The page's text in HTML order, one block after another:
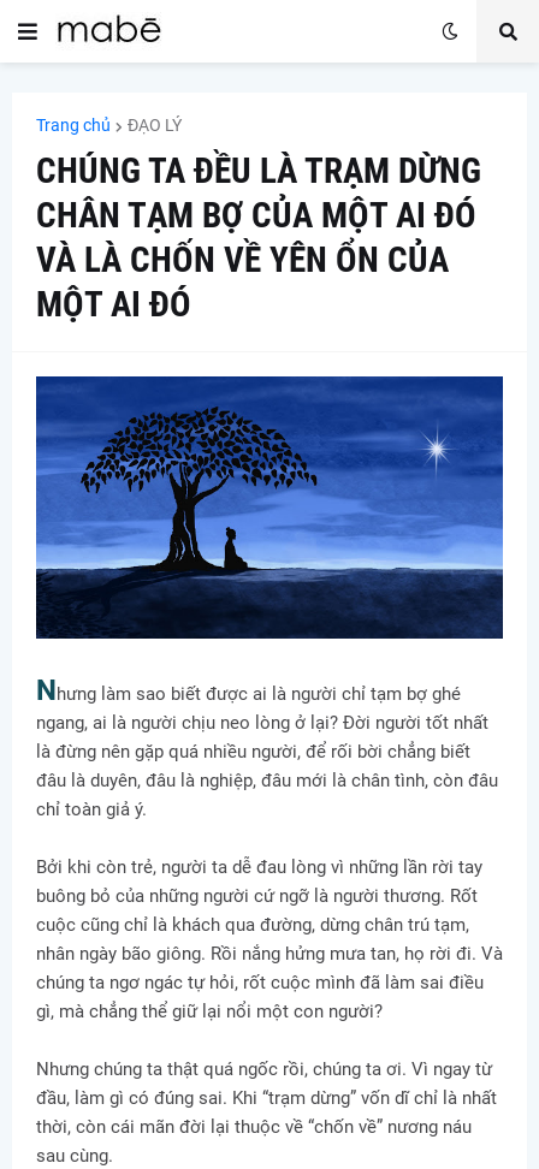
Trang chủ ĐẠO LÝ
CHÚNG TA ĐỀU LÀ TRẠM DỪNG
CHÂN TẠM BỢ CỦA MỘT AI ĐÓ
VÀ LÀ CHỐN VỀ YÊN ỔN CỦA
MỘT AI ĐÓ
Nhưng làm sao biết được ai là người chỉ tạm bợ ghé
ngang, ai là người chịu neo lòng ở lại? Đời người tốt nhất
là đừng nên gặp quá nhiều người, để rối bời chẳng biết
đâu là duyên, đâu là nghiệp, đâu mới là chân tình, còn đâu
chỉ toàn giả ý.
Bởi khi còn trẻ, người ta dễ đau lòng vì những lần rời tay
buông bỏ của những người cứ ngỡ là người thương. Rốt
cuộc cũng chỉ là khách qua đường, dừng chân trú tạm,
nhân ngày bão giông. Rồi nắng hửng mưa tan, họ rời đi. Và
chúng ta ngơ ngác tự hỏi, rốt cuộc mình đã làm sai điều
gì, mà chẳng thể giữ lại nổi một con người?
Nhưng chúng ta thật quá ngốc rồi, chúng ta ơi. Vì ngay từ
đầu, làm gì có đúng sai. Khi “trạm dừng” vốn dĩ chỉ là nhất
thời, còn cái mãn đời lại thuộc về “chốn về” nương náu
sau cùng.